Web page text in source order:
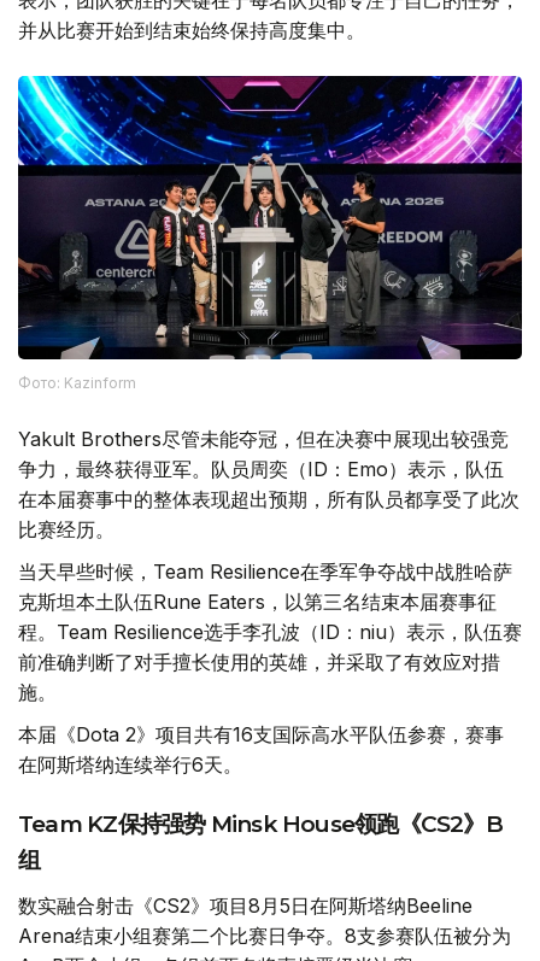
并从比赛开始到结束始终保持高度集中。
Фото: Kazinform
Yakult Brothers尽管未能夺冠，但在决赛中展现出较强竞
争力，最终获得亚军。队员周奕（ID：Emo）表示，队伍
在本届赛事中的整体表现超出预期，所有队员都享受了此次
比赛经历。
当天早些时候，Team Resilience在季军争夺战中战胜哈萨
克斯坦本土队伍Rune Eaters，以第三名结束本届赛事征
程。Team Resilience选手李孔波（ID：niu）表示，队伍赛
前准确判断了对手擅长使用的英雄，并采取了有效应对措
施。
本届《Dota 2》项目共有16支国际高水平队伍参赛，赛事
在阿斯塔纳连续举行6天。
Team KZ保持强势 Minsk House领跑《CS2》B
组
数实融合射击《CS2》项目8月5日在阿斯塔纳Beeline
Arena结束小组赛第二个比赛日争夺。8支参赛队伍被分为